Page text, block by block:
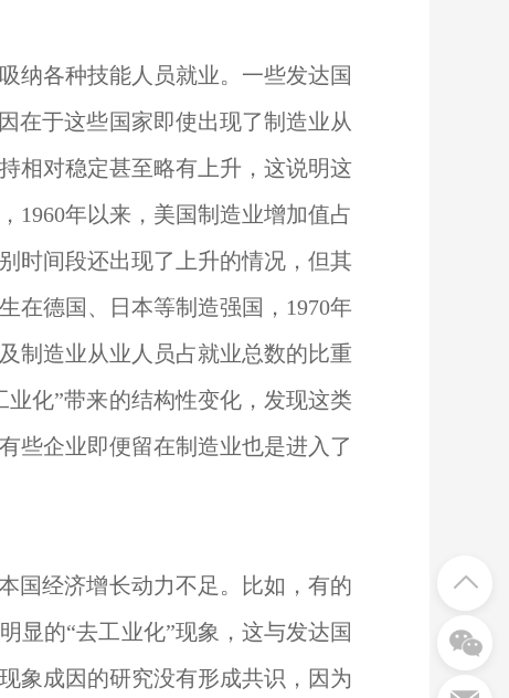
纳各种技能人员就业。一些发达国
在于这些国家即使出现了制造业从
相对稳定甚至略有上升，这说明这
1960年以来，美国制造业增加值占
时间段还出现了上升的情况，但其
在德国、日本等制造强国，1970年
制造业从业人员占就业总数的比重
化”带来的结构性变化，发现这类
些企业即便留在制造业也是进入了
国经济增长动力不足。比如，有的
显的“去工业化”现象，这与发达国
象成因的研究没有形成共识，因为